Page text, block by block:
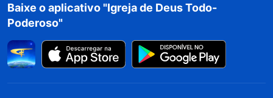
Baixe o aplicativo "Igreja de Deus Todo-
Poderoso"